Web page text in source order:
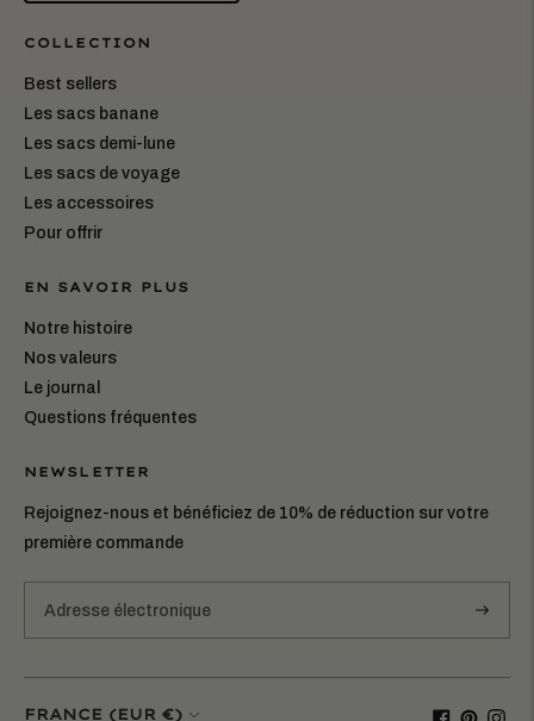
COLLECTION
Best sellers
Les sacs banane
Les sacs demi-lune
Les sacs de voyage
Les accessoires
Pour offrir
EN SAVOIR PLUS
Notre histoire
Nos valeurs
Le journal
Questions fréquentes
NEWSLETTER
Rejoignez-nous et bénéficiez de 10% de réduction sur votre
première commande
Monnaie
FRANCE (EUR €)